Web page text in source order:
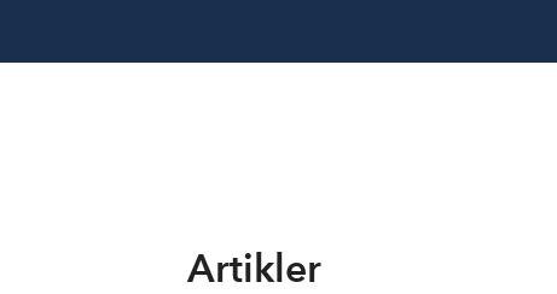
Artikler